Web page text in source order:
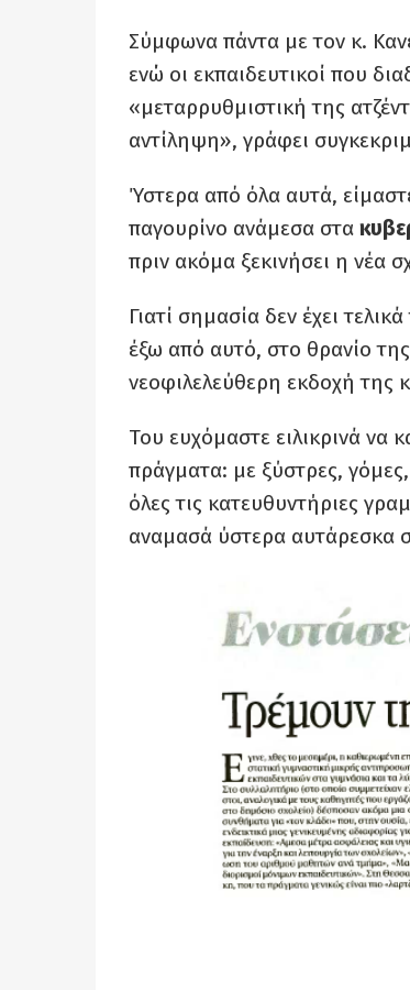
Σύμφωνα πάντα με τον κ.
ενώ οι εκπαιδευτικοί που
«μεταρρυθμιστική της
αντίληψη», γράφει
Ύστερα από όλα αυτά,
παγουρίνο ανάμεσα στα
πριν ακόμα ξεκινήσει η νέα
Γιατί σημασία δεν έχει
έξω από αυτό, στο θρανίο
νεοφιλελεύθερη εκδοχή της
Του ευχόμαστε ειλικρινά να
πράγματα: με ξύστρες,
όλες τις κατευθυντήριες
αναμασά ύστερα αυτάρεσκα